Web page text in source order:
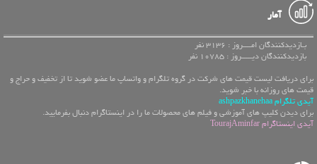
آمار
بـازدیدکنندگان امــــروز : 3136 نفر
بازدیدکنندگان دیـــــروز : 10785 نفر
برای دریافت لیست قیمت های شرکت در گروه تلگرام و واتساپ ما عضو شوید تا از تخفیف و حراج و
قیمت های روزانه با خبر شوید.
آیدی تلگرام ashpazkhanehaa
برای دیدن کلیپ های آموزشی و فیلم های محصولات ما را در اینستاگرام دنبال بفرمایید.
آیدی اینستاگرام TourajAminfar